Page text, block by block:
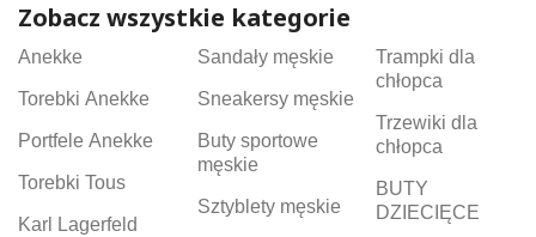
Zobacz wszystkie kategorie
Anekke
Torebki Anekke
Portfele Anekke
Torebki Tous
Karl Lagerfeld
Sandały męskie
Sneakersy męskie
Buty sportowe
męskie
Sztyblety męskie
Trampki dla
chłopca
Trzewiki dla
chłopca
BUTY
DZIECIĘCE